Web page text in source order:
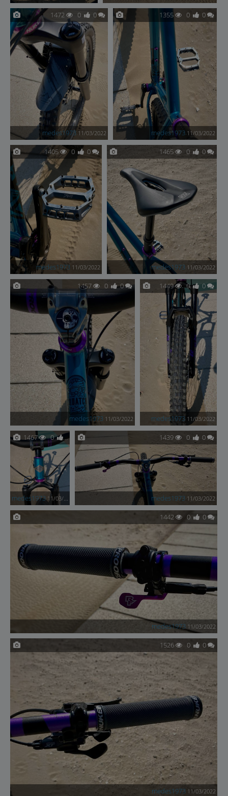
1472 0 0
medes1973 11/03/2022
1355 0 0
medes1973 11/03/2022
1405 0 0
medes1973 11/03/2022
1465 0 0
medes1973 11/03/2022
1457 0 0
medes1973 11/03/2022
1449 0 0
medes1973 11/03/2022
1467 0 0
medes1973 11/03/2022
1439 0 0
medes1973 11/03/2022
1442 0 0
medes1973 11/03/2022
1526 0 0
medes1973 11/03/2022